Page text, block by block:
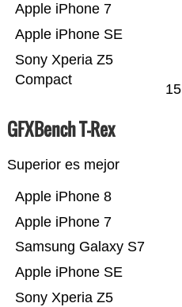
Sony Xperia Z5
Compact
Apple iPhone SE
Apple iPhone 7
15
GFXBench T-Rex
Superior es mejor
Sony Xperia Z5
Apple iPhone SE
Samsung Galaxy S7
Apple iPhone 7
Apple iPhone 8